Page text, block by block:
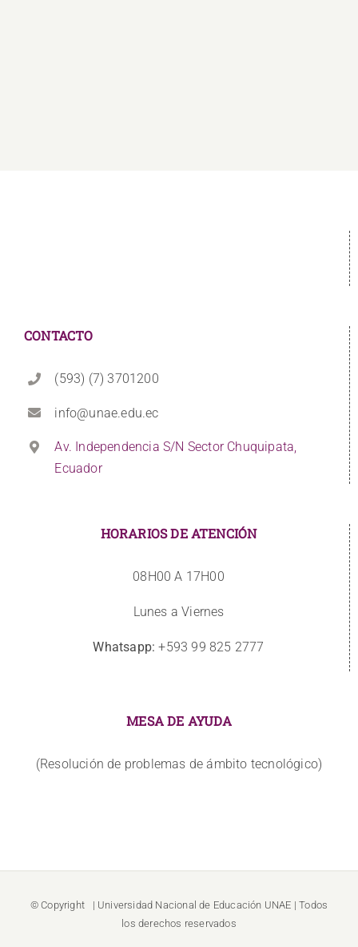
CONTACTO
(593) (7) 3701200
info@unae.edu.ec
Av. Independencia S/N Sector Chuquipata,
Ecuador
HORARIOS DE ATENCIÓN
08H00 A 17H00
Lunes a Viernes
Whatsapp: +593 99 825 2777
MESA DE AYUDA
(Resolución de problemas de ámbito tecnológico)
© Copyright | Universidad Nacional de Educación UNAE | Todos
los derechos reservados